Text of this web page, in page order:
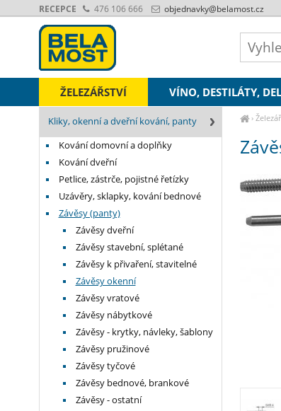
›
Kliky, okenní a dveřní kování, panty
Kování domovní a doplňky
Kování dveřní
Petlice, zástrče, pojistné řetízky
Uzávěry, sklapky, kování bednové
Závěsy (panty)
Závěsy dveřní
Závěsy stavební, splétané
Závěsy k přivaření, stavitelné
Závěsy okenní
Závěsy vratové
Závěsy nábytkové
Závěsy - krytky, návleky, šablony
Závěsy pružinové
Závěsy tyčové
Závěsy bednové, brankové
Závěsy - ostatní
ŽELEZÁŘSTVÍ VÍNO, DESTILÁTY,
RECEPCE 476 106 666 objednavky@belamost.cz